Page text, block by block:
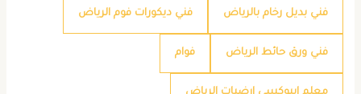
فني بديل رخام بالرياض فني ديكورات فوم الرياض
فني ورق حائط الرياض فوام